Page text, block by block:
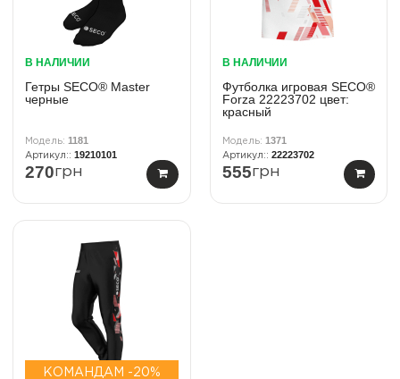
В НАЛИЧИИ
Гетры SECO® Master
черные
1181
19210101
270грн
В НАЛИЧИИ
Футболка игровая SECO®
Forza 22223702 цвет:
красный
1371
22223702
555грн
КОМАНДАМ -20%